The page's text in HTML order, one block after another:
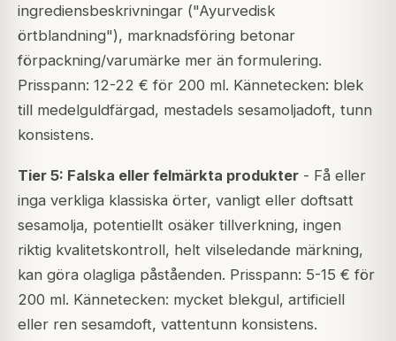
ingrediensbeskrivningar ("Ayurvedisk
örtblandning"), marknadsföring betonar
förpackning/varumärke mer än formulering.
Prisspann: 12-22 € för 200 ml. Kännetecken: blek
till medelguldfärgad, mestadels sesamoljadoft, tunn
konsistens.
Tier 5: Falska eller felmärkta produkter - Få eller
inga verkliga klassiska örter, vanligt eller doftsatt
sesamolja, potentiellt osäker tillverkning, ingen
riktig kvalitetskontroll, helt vilseledande märkning,
kan göra olagliga påståenden. Prisspann: 5-15 € för
200 ml. Kännetecken: mycket blekgul, artificiell
eller ren sesamdoft, vattentunn konsistens.